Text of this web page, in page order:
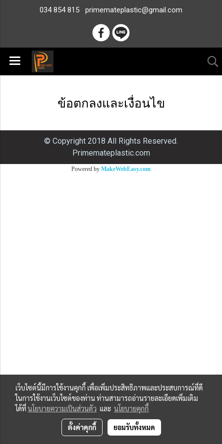
034 854 815 primemateplastic@gmail.com
ข้อตกลงและเงื่อนไข
© Copyright 2018 All Rights Reserved.
Primemateplastic.com
Powered by MakeWebEasy.com
เว็บไซต์นี้มีการใช้งานคุกกี้ เพื่อเพิ่มประสิทธิภาพและประสบการณ์ที่ดี
ในการใช้งานเว็บไซต์ของท่าน ท่านสามารถอ่านรายละเอียดเพิ่มเติม
ได้ที่นโยบายความเป็นส่วนตัว และ นโยบายคุกกี้
ตั้งค่าคุกกี้ ยอมรับทั้งหมด